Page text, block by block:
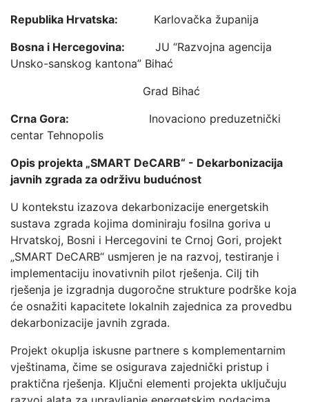
Republika Hrvatska: Karlovačka županija
Bosna i Hercegovina: JU “Razvojna agencija
Unsko-sanskog kantona” Bihać
Grad Bihać
Crna Gora: Inovaciono preduzetnički
centar Tehnopolis
Opis projekta „SMART DeCARB“ - Dekarbonizacija
javnih zgrada za održivu budućnost
U kontekstu izazova dekarbonizacije energetskih
sustava zgrada kojima dominiraju fosilna goriva u
Hrvatskoj, Bosni i Hercegovini te Crnoj Gori, projekt
„SMART DeCARB“ usmjeren je na razvoj, testiranje i
implementaciju inovativnih pilot rješenja. Cilj tih
rješenja je izgradnja dugoročne strukture podrške koja
će osnažiti kapacitete lokalnih zajednica za provedbu
dekarbonizacije javnih zgrada.
Projekt okuplja iskusne partnere s komplementarnim
vještinama, čime se osigurava zajednički pristup i
praktična rješenja. Ključni elementi projekta uključuju